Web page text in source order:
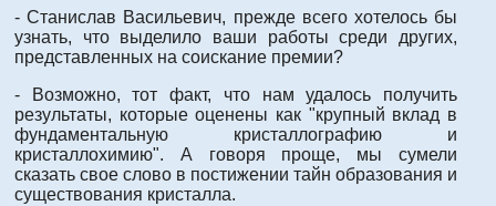
- Станислав Васильевич, прежде всего хотелось бы
узнать, что выделило ваши работы среди других,
представленных на соискание премии?
- Возможно, тот факт, что нам удалось получить
результаты, которые оценены как "крупный вклад в
фундаментальную кристаллографию и
кристаллохимию". А говоря проще, мы сумели
сказать свое слово в постижении тайн образования и
существования кристалла.